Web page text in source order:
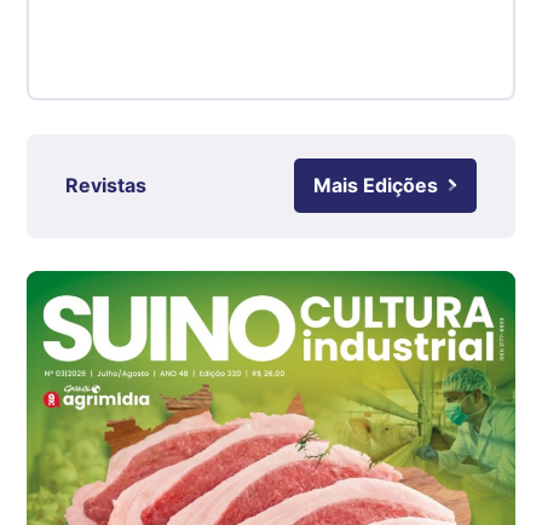
R$ 142,87
cx
Ovo Branco - Regional
Branco
R$ 145,34
Ovo Vermelho - Regional
Grande São Paulo (SP)
R$ 155,59
Revistas Mais Edições